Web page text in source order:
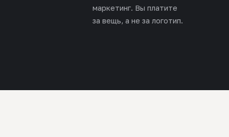
маркетинг. Вы платите
за вещь, а не за логотип.